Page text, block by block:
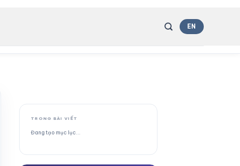
EN
TRONG BÀI VIẾT
Đang tạo mục lục…